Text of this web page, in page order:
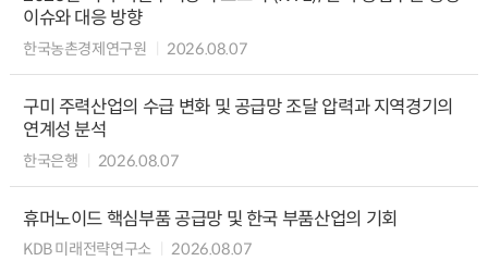
이슈와 대응 방향
한국농촌경제연구원 2026.08.07
구미 주력산업의 수급 변화 및 공급망 조달 압력과 지역경기의
연계성 분석
한국은행 2026.08.07
휴머노이드 핵심부품 공급망 및 한국 부품산업의 기회
KDB 미래전략연구소 2026.08.07